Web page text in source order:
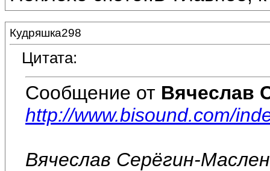
Кудряшка298
Цитата:
Сообщение от Вячеслав
http://www.bisound.com/
Вячеслав Серёгин-